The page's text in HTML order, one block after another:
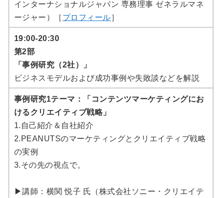
インターナショナルジャパン 専務理事 ゼネラルマネ
ージャー）［ プロフィール］
19:00-20:30
第2部
「事例研究（2社）」
ビジネスモデルおよび成功事例や失敗談などを解説
事例研究1テーマ：「コンテンツマーケティングにお
けるクリエイティブ戦略」
1.自己紹介＆自社紹介
2.PEANUTSのマーケティングとクリエイティブ戦略
の実例
3.その先の視点で。
▶講師：横関 悦⼦ 氏（株式会社ソニー・クリエイテ